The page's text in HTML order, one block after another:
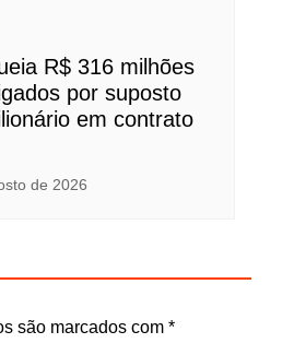
R$ 316 milhões
por suposto
em contrato
de 2026
são marcados com *